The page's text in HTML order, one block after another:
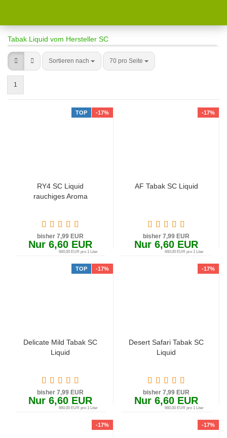
Tabak Liquid vom Hersteller SC
Sortieren nach 70 pro Seite
1
TOP -17%
RY4 SC Liquid
rauchiges Aroma
bisher 7,99 EUR
Nur 6,60 EUR
660,00 EUR pro 1 Liter
-17%
AF Tabak SC Liquid
bisher 7,99 EUR
Nur 6,60 EUR
660,00 EUR pro 1 Liter
TOP -17%
Delicate Mild Tabak SC
Liquid
bisher 7,99 EUR
Nur 6,60 EUR
660,00 EUR pro 1 Liter
-17%
Desert Safari Tabak SC
Liquid
bisher 7,99 EUR
Nur 6,60 EUR
660,00 EUR pro 1 Liter
-17% -17%